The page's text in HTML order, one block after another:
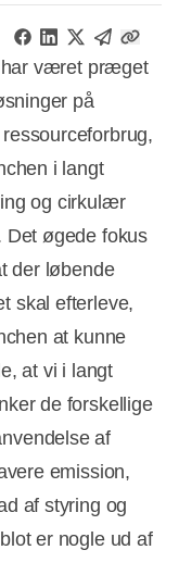
har været præget
på
i langt
og cirkulær
Det øgede fokus
der løbende
skal efterleve,
at kunne
at vi i langt
de forskellige
af
emission,
af styring og
er nogle ud af